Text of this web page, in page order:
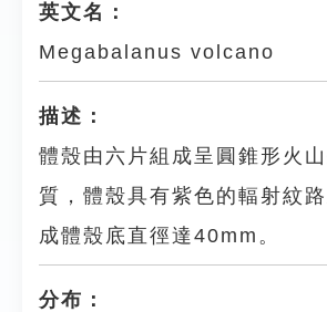
英文名：
Megabalanus volcano
描述：
體殼由六片組成呈圓錐形火
質，體殼具有紫色的輻射紋路
成體殼底直徑達40mm。
分布：